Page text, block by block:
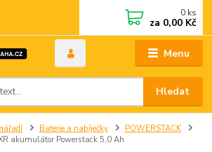
Menu
Hledat
0 ks
za 0,00 Kč
Baterie a nabíječky
POWERSTACK
akumulátor Powerstack 5,0 Ah